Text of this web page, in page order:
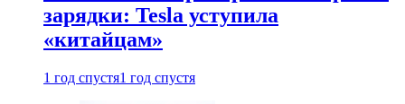
зарядки: Tesla уступила
«китайцам»
1 год спустя1 год спустя